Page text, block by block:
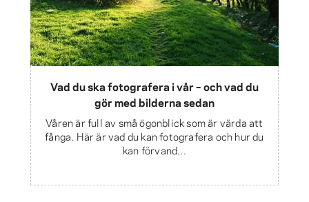
Vad du ska fotografera i vår – och vad du
gör med bilderna sedan
Våren är full av små ögonblick som är värda att
fånga. Här är vad du kan fotografera och hur du
kan förvand...